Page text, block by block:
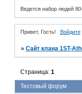
Ведется набор людей
Привет, Гость! Войдите
»Сайт клана 1ST-
Тестовый форум
Страница:1